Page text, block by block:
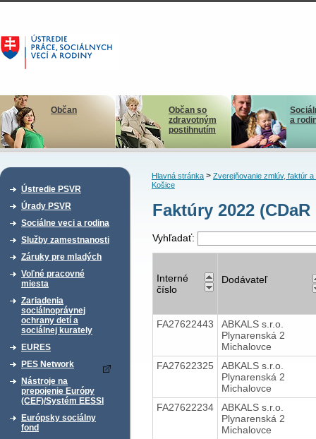
Občan
Občan so
zdravotným
postihnutím
a
Ústredie PSVR
Úrady PSVR
Sociálne veci a rodina
Služby zamestnanosti
Záruky pre mladých
Voľné pracovné
miesta
Zariadenia
sociálnoprávnej
ochrany detí a
sociálnej kurately
EURES
PES Network
Nástroje na
prepojenie Európy
(CEF)/Systém EESSI
Európsky sociálny
fond
Hlavná stránka> Zverejňovanie zmlúv, faktúr a
Košice
Faktúry 2022
Vyhľadať:
Interné
číslo
Dodávateľ
FA27622443
ABKALS s.r.o.
Plynarenská 2
Michalovce
FA27622325
ABKALS s.r.o.
Plynarenská 2
Michalovce
FA27622234
ABKALS s.r.o.
Plynarenská 2
Michalovce